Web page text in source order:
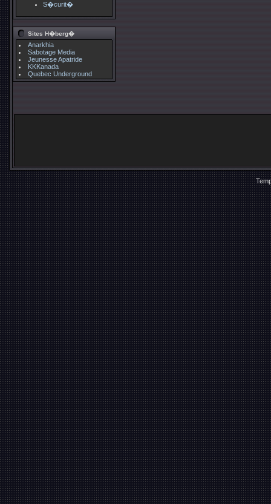
S�curit�
Sites H�berg�
Anarkhia
Sabotage Media
Jeunesse Apatride
KKKanada
Quebec Underground